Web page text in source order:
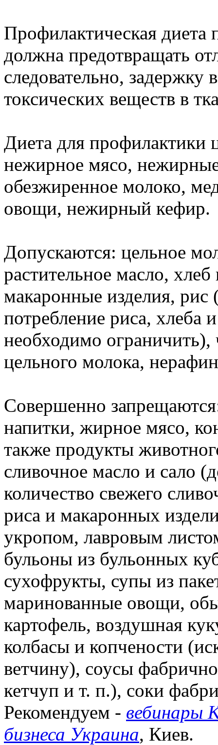
Профилактическая диета
должна предотвращать
следовательно,
токсических веществ в
Диета для профилактики
нежирное мясо,
обезжиренное молоко,
овощи, нежирный кефир.
Допускаются: цельное
растительное масло,
макаронные изделия, рис
потребление риса, хлеба
необходимо
цельного молока,
Совершенно
напитки, жирное мясо,
также продукты
сливочное масло и сало
количество свежего
риса и макаронных
укропом, лавровым
бульоны из бульонных
сухофрукты, супы из
маринованные овощи,
картофель, воздушная
колбасы и копчености
ветчину), соусы
кетчуп и т. п.), соки
Рекомендуем - вебинары
бизнеса Украина, Киев.